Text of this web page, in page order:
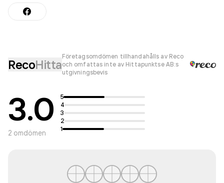
RecoHitta
Företagsomdömen tillhandahålls av Reco
och omfattas inte av Hittapunktse AB:s
utgivningsbevis
3.0
2 omdömen
5
4
3
2
1